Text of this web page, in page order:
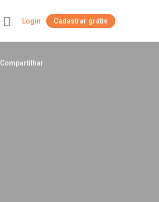
Login Cadastrar grátis
Compartilhar